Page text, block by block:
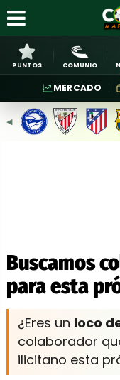
PUNTOS COMUNIO
MERCADO
◀︎
Buscamos
para esta
¿Eres un loco
colaborador
ilicitano esta